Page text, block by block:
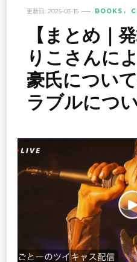
更新日: 2025-03-15 BOOKS
【まとめ｜
りこさんに
豪氏につい
ラブルにつ